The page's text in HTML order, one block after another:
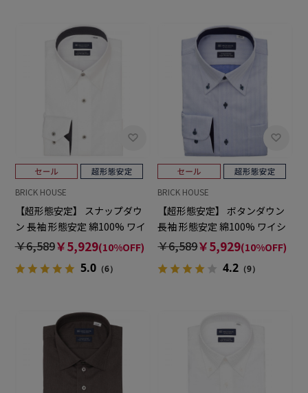
BRICK HOUSE
【超形態安定】 スナップダウ
ン 長袖 形態安定 綿100% ワイ
シャツ
￥6,589￥5,929(10%OFF)
5.0（6）
BRICK HOUSE
【超形態安定】 ボタンダウン
長袖 形態安定 綿100% ワイシ
ャツ
￥6,589￥5,929(10%OFF)
4.2 （9）